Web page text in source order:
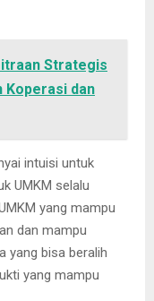
Strategis
Koperasi dan
intuisi untuk
UMKM selalu
yang mampu
dan mampu
yang bisa beralih
yang mampu